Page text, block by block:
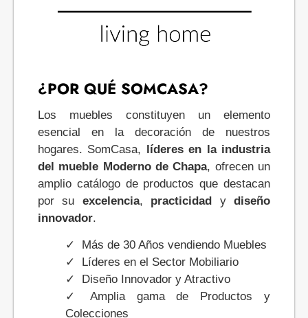
¿POR QUÉ SOMCASA?
Los muebles constituyen un elemento
esencial en la decoración de nuestros
hogares. SomCasa, líderes en la industria
del mueble Moderno de Chapa, ofrecen un
amplio catálogo de productos que destacan
por su excelencia, practicidad ydiseño
innovador.
Más de 30 Años vendiendo Muebles
Líderes en el Sector Mobiliario
Diseño Innovador y Atractivo
Amplia gama de Productos y
Colecciones